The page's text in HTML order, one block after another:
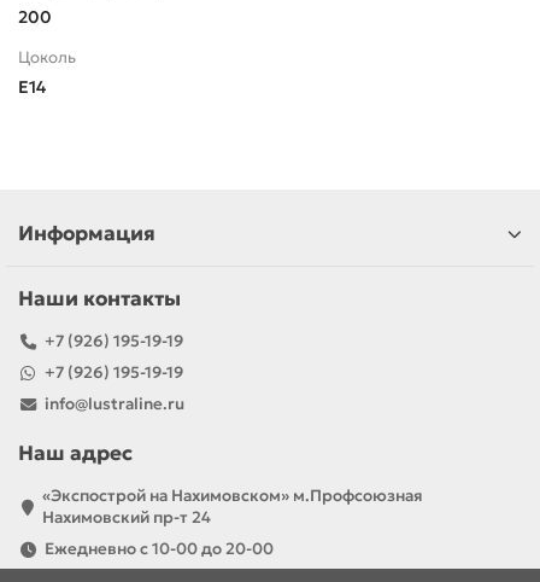
200
Цоколь
E14
Информация
Наши контакты
+7 (926) 195-19-19
+7 (926) 195-19-19
info@lustraline.ru
Наш адрес
«Экспострой на Нахимовском» м.Профсоюзная
Нахимовский пр-т 24
Ежедневно с 10-00 до 20-00